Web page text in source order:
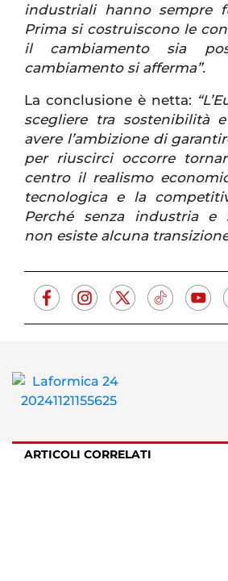
industriali hanno sempre
Prima si costruiscono le
il cambiamento sia
cambiamento si afferma”.
La conclusione è netta:
scegliere tra sostenibilità
avere l’ambizione di
per riuscirci occorre
centro il realismo
tecnologica e la
Perché senza industria e
non esiste alcuna
ARTICOLI CORRELATI